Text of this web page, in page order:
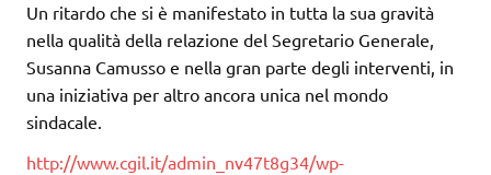
Un ritardo che si è manifestato in tutta la sua gravità
nella qualità della relazione del Segretario Generale,
Susanna Camusso e nella gran parte degli interventi, in
una iniziativa per altro ancora unica nel mondo
sindacale.
http://www.cgil.it/admin_nv47t8g34/wp-